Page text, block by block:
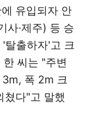
유입되자 안
사·제주) 등 승
탈출하자'고 크
씨는 "주변
폭 2m 크
쳤다"고 말했